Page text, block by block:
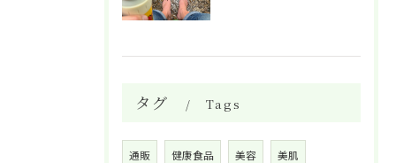
タグ Tags
通販 健康食品 美容 美肌